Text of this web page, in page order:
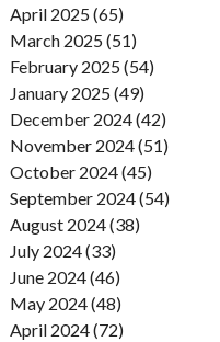
April 2025 (65)
March 2025 (51)
February 2025 (54)
January 2025 (49)
December 2024 (42)
November 2024 (51)
October 2024 (45)
September 2024 (54)
August 2024 (38)
July 2024 (33)
June 2024 (46)
May 2024 (48)
April 2024 (72)